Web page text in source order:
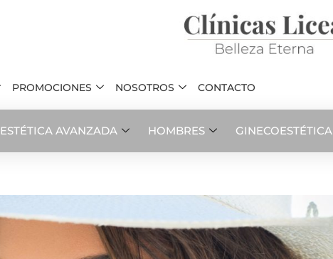
PROMOCIONES NOSOTROS CONTACTO
ESTÉTICA AVANZADA HOMBRES GINECOESTÉTICA